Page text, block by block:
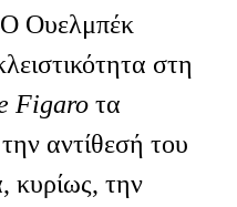
Ουελμπέκ
στη
Figaro τα
αντίθεσή του
κυρίως, την